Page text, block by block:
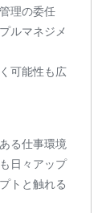
理の委任
ルマネジメ
可能性も広
る仕事環境
日々アップ
トと触れる